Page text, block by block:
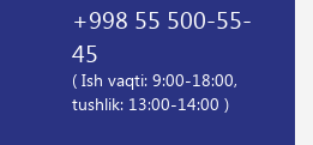
+998 55 500-55-
45
( Ish vaqti: 9:00-18:00,
tushlik: 13:00-14:00 )